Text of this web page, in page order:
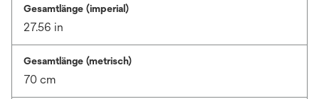
Gesamtlänge (imperial)
27.56 in
Gesamtlänge (metrisch)
70 cm